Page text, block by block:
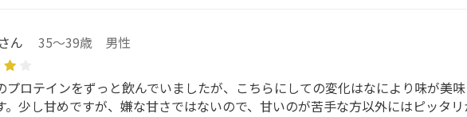
ん 35～39歳 男性
プロテインをずっと飲んでいましたが、こちらにしての変化はなにより味が美
。少し甘めですが、嫌な甘さではないので、甘いのが苦手な方以外にはピッタリ